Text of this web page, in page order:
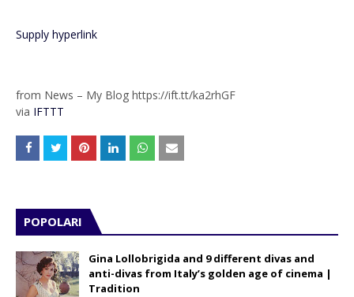
Supply hyperlink
from News – My Blog https://ift.tt/ka2rhGF
via IFTTT
POPOLARI
Gina Lollobrigida and 9 different divas and
anti-divas from Italy’s golden age of cinema |
Tradition